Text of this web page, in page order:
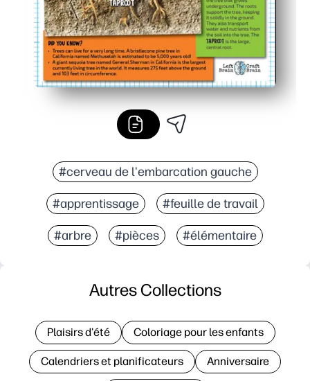
#cerveau de l'embarcation gauche
#apprentissage #feuille de travail
#arbre #pièces #élémentaire
Autres Collections
Plaisirs d'été Coloriage pour les enfants
Calendriers et planificateurs Anniversaire